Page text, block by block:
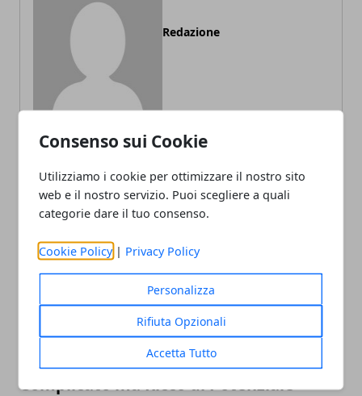
Consenso sui Cookie
Utilizziamo i cookie per ottimizzare il nostro sito
web e il nostro servizio. Puoi scegliere a quali
categorie dare il tuo consenso.
Cookie Policy | Privacy Policy
Personalizza
Rifiuta Opzionali
Accetta Tutto
Redazione
ARTICOLI CORRELATI
Social Media e Istruzione: Un Binomio
Complicato ma Ricco di Potenziale